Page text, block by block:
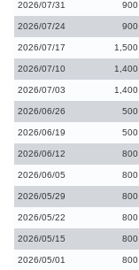
2026/07/31
900
2026/07/24 900
2026/07/17 1,500
2026/07/10 1,400
2026/07/03 1,400
2026/06/26 500
2026/06/19 500
2026/06/12 800
2026/06/05 800
2026/05/29 800
2026/05/22 800
2026/05/15 800
2026/05/01 800